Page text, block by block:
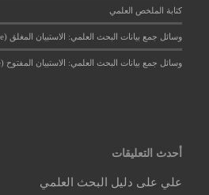
كتابة الملخص العلمي
وسائل جمع بيانات البحث العلمي: الاستبيان المغلق (Closed Questinnaire)
وسائل جمع بيانات البحث العلمي: الاستبيان المفتوح (Open Questinnaire)
أحدث التعليقات
علي على دليل البحث العلمي